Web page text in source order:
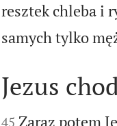
resztek chleba i
samych tylko
Jezus

45 Zaraz potem